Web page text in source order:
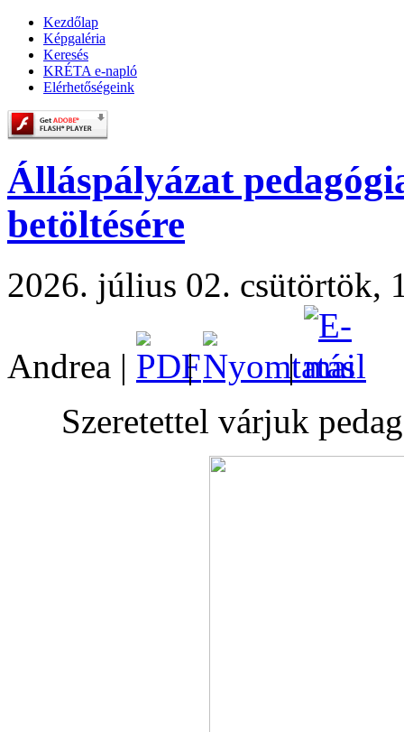
Kezdőlap
Képgaléria
Keresés
KRÉTA e-napló
Elérhetőségeink
Álláspályázat
betöltésére
2026. július 02. csütörtök,
Andrea | |
|
Szeretettel várjuk